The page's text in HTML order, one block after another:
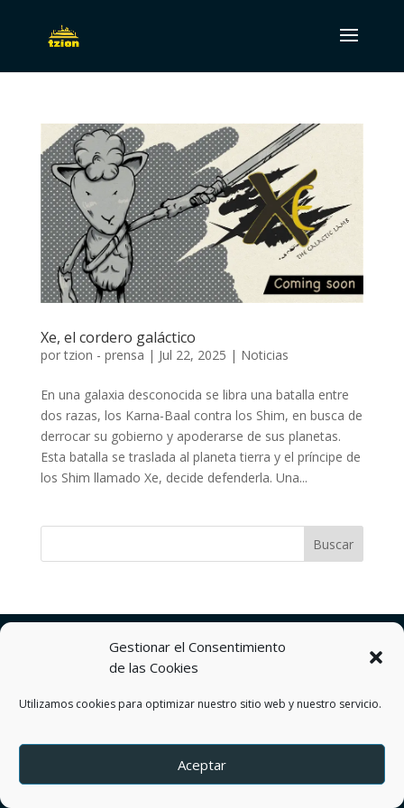
Gestionar el Consentimiento
de las Cookies
Utilizamos cookies para optimizar nuestro sitio web y nuestro servicio.
Aceptar
Xe, el cordero galáctico
portzion - prensa | Jul 22, 2025 | Noticias
En una galaxia desconocida se libra una batalla entre
dos razas, los Karna-Baal contra los Shim, en busca de
derrocar su gobierno y apoderarse de sus planetas.
Esta batalla se traslada al planeta tierra y el príncipe de
los Shim llamado Xe, decide defenderla. Una...
Política de privacidad
Términos y Condiciones del servicio
by DEREJ TZION S.A.S.